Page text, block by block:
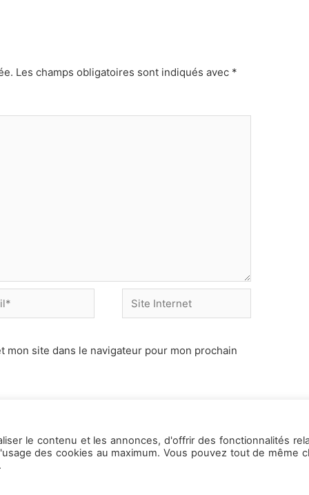
Les champs obligatoires sont indiqués avec *
Site
Internet
mon site dans le navigateur pour mon prochain
le contenu et les annonces, d'offrir des fonctionnalités
des cookies au maximum. Vous pouvez tout de même